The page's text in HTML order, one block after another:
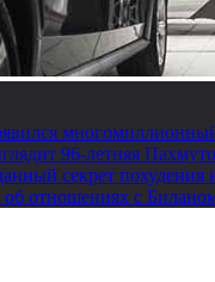
96-летняя
секрет похудения
об отношениях с